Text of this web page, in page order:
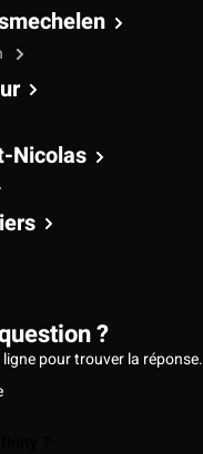
Nicolas
?
pour trouver la réponse.